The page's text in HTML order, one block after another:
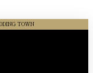
TOWN